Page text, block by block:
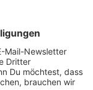
doch
den NRW-